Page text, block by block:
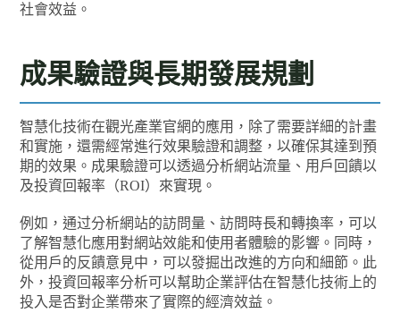
社會效益。
成果驗證與長期發展規劃
智慧化技術在觀光產業官網的應用，除了需要詳細的計畫
和實施，還需經常進行效果驗證和調整，以確保其達到預
期的效果。成果驗證可以透過分析網站流量、用戶回饋以
及投資回報率（ROI）來實現。
例如，通过分析網站的訪問量、訪問時長和轉換率，可以
了解智慧化應用對網站效能和使用者體驗的影響。同時，
從用戶的反饋意見中，可以發掘出改進的方向和細節。此
外，投資回報率分析可以幫助企業評估在智慧化技術上的
投入是否對企業帶來了實際的經濟效益。